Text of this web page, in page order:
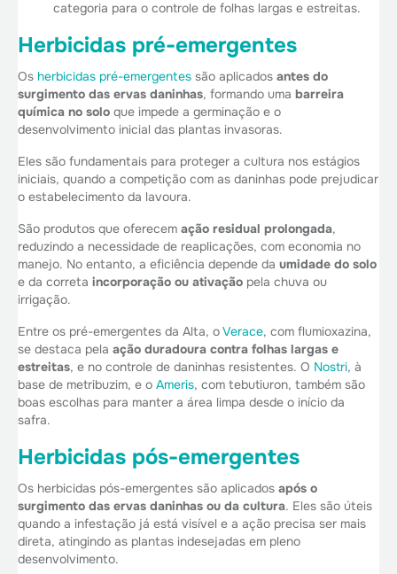
categoria para o controle de folhas largas e estreitas.
Herbicidas pré-emergentes
Os herbicidas pré-emergentes são aplicados antes do
surgimento das ervas daninhas, formando uma barreira
química no solo que impede a germinação e o
desenvolvimento inicial das plantas invasoras.
Eles são fundamentais para proteger a cultura nos estágios
iniciais, quando a competição com as daninhas pode prejudicar
o estabelecimento da lavoura.
São produtos que oferecem ação residual prolongada,
reduzindo a necessidade de reaplicações, com economia no
manejo. No entanto, a eficiência depende da umidade do solo
e da correta incorporação ou ativação pela chuva ou
irrigação.
Entre os pré-emergentes da Alta, oVerace, com flumioxazina,
se destaca pela ação duradoura contra folhas largas e
estreitas, e no controle de daninhas resistentes. O Nostri, à
base de metribuzim, e o Ameris, com tebutiuron, também são
boas escolhas para manter a área limpa desde o início da
safra.
Herbicidas pós-emergentes
Os herbicidas pós-emergentes são aplicados após o
surgimento das ervas daninhas ou da cultura. Eles são úteis
quando a infestação já está visível e a ação precisa ser mais
direta, atingindo as plantas indesejadas em pleno
desenvolvimento.